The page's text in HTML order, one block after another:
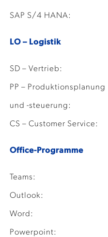
SAP S/4 HANA:
LO – Logistik
SD – Vertrieb:
PP – Produktionsplanung
und -steuerung:
CS – Customer Service:
Office-Programme
Teams:
Outlook:
Word:
Powerpoint: